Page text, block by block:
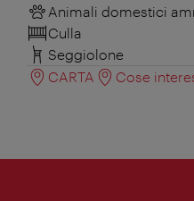
Animali domestici
Culla
Seggiolone
CARTA
Cose